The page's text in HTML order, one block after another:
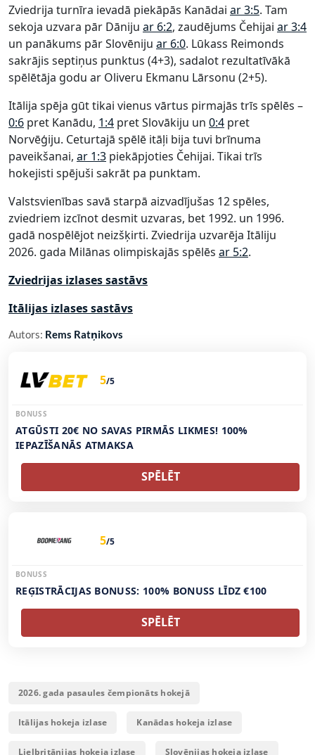
Zviedrija turnīra ievadā piekāpās Kanādai ar 3:5. Tam
sekoja uzvara pār Dāniju ar 6:2, zaudējums Čehijai ar 3:4
un panākums pār Slovēniju ar 6:0. Lūkass Reimonds
sakrājis septiņus punktus (4+3), sadalot rezultatīvākā
spēlētāja godu ar Oliveru Ekmanu Lārsonu (2+5).
Itālija spēja gūt tikai vienus vārtus pirmajās trīs spēlēs –
0:6 pret Kanādu, 1:4 pret Slovākiju un 0:4 pret
Norvēģiju. Ceturtajā spēlē itāļi bija tuvi brīnuma
paveikšanai, ar 1:3 piekāpjoties Čehijai. Tikai trīs
hokejisti spējuši sakrāt pa punktam.
Valstsvienības savā starpā aizvadījušas 12 spēles,
zviedriem izcīnot desmit uzvaras, bet 1992. un 1996.
gadā nospēlējot neizšķirti. Zviedrija uzvarēja Itāliju
2026. gada Milānas olimpiskajās spēlēs ar 5:2.
Zviedrijas izlases sastāvs
Itālijas izlases sastāvs
Autors: Rems Ratņikovs
5/5
BONUSS
ATGŪSTI 20€ NO SAVAS PIRMĀS LIKMES! 100%
IEPAZĪŠANĀS ATMAKSA
SPĒLĒT
5/5
BONUSS
REĢISTRĀCIJAS BONUSS: 100% BONUSS LĪDZ €100
SPĒLĒT
2026. gada pasaules čempionāts hokejā
Itālijas hokeja izlase Kanādas hokeja izlase
Lielbritānijas hokeja izlase Slovēnijas hokeja izlase